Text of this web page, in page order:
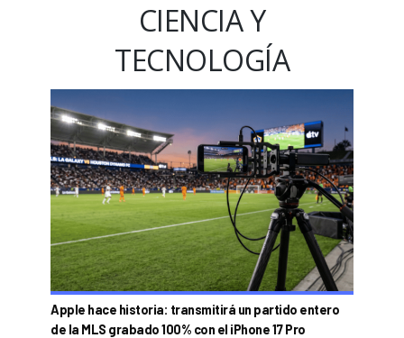
CIENCIA Y
TECNOLOGÍA
Apple hace historia: transmitirá un partido entero
de la MLS grabado 100% con el iPhone 17 Pro